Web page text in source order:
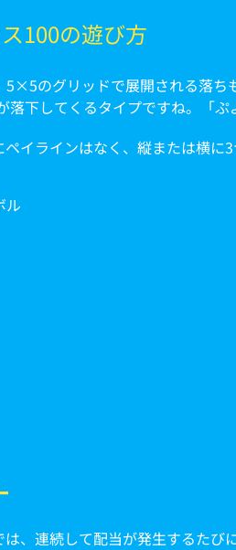
100の遊び方
のグリッドで展開される落ち
落下してくるタイプですね。「ぷ
イラインはなく、縦または横に
、連続して配当が発生するたび